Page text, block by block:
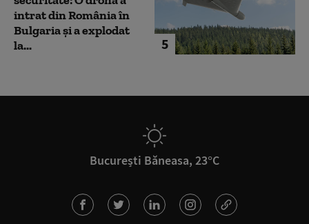
5
intrat din România în
Bulgaria şi a explodat
la...
București Băneasa, 23°C